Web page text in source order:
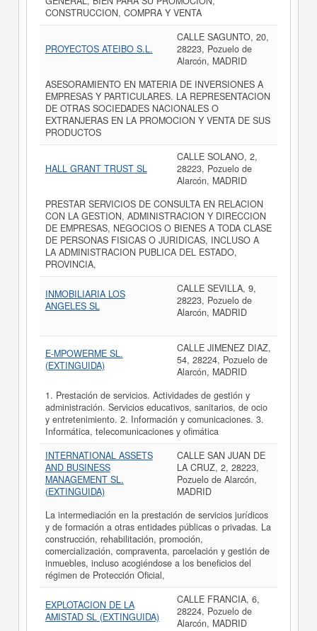
CONSTRUCCION, COMPRA Y VENTA
PROYECTOS ATEIBO S.L.
CALLE SAGUNTO, 20,
28223, Pozuelo de
Alarcón, MADRID
ASESORAMIENTO EN MATERIA DE INVERSIONES A
EMPRESAS Y PARTICULARES. LA REPRESENTACION
DE OTRAS SOCIEDADES NACIONALES O
EXTRANJERAS EN LA PROMOCION Y VENTA DE SUS
PRODUCTOS
HALL GRANT TRUST SL
CALLE SOLANO, 2,
28223, Pozuelo de
Alarcón, MADRID
PRESTAR SERVICIOS DE CONSULTA EN RELACION
CON LA GESTION, ADMINISTRACION Y DIRECCION
DE EMPRESAS, NEGOCIOS O BIENES A TODA CLASE
DE PERSONAS FISICAS O JURIDICAS, INCLUSO A
LA ADMINISTRACION PUBLICA DEL ESTADO,
PROVINCIA,
INMOBILIARIA LOS
ANGELES SL
CALLE SEVILLA, 9,
28223, Pozuelo de
Alarcón, MADRID
E-MPOWERME SL.
(EXTINGUIDA)
CALLE JIMENEZ DIAZ,
54, 28224, Pozuelo de
Alarcón, MADRID
1. Prestación de servicios. Actividades de gestión y
administración. Servicios educativos, sanitarios, de ocio
y entretenimiento. 2. Información y comunicaciones. 3.
Informática, telecomunicaciones y ofimática
INTERNATIONAL ASSETS
AND BUSINESS
MANAGEMENT SL.
(EXTINGUIDA)
CALLE SAN JUAN DE
LA CRUZ, 2, 28223,
Pozuelo de Alarcón,
MADRID
La intermediación en la prestación de servicios jurídicos
y de formación a otras entidades públicas o privadas. La
construcción, rehabilitación, promoción,
comercialización, compraventa, parcelación y gestión de
inmuebles, incluso acogiéndose a los beneficios del
régimen de Protección Oficial,
EXPLOTACION DE LA
AMISTAD SL (EXTINGUIDA)
CALLE FRANCIA, 6,
28224, Pozuelo de
Alarcón, MADRID